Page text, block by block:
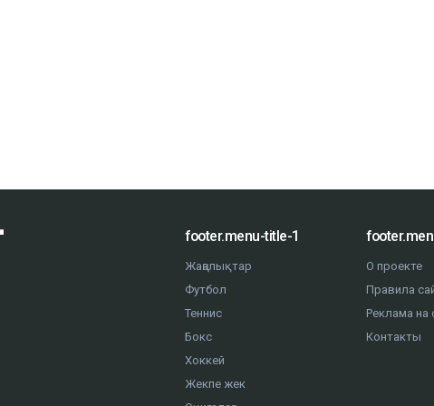
footer.menu-title-1
Жаңалықтар
Футбол
Теннис
Бокс
Хоккей
Жекпе жек
О проекте
Правила
Реклама на
Контакты